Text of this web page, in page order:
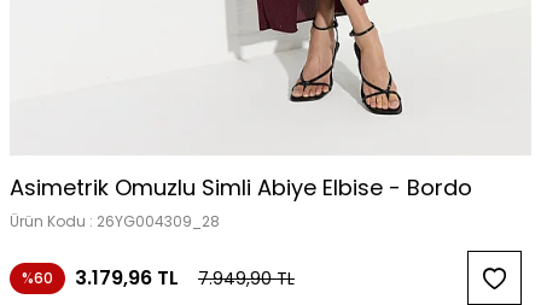
Asimetrik Omuzlu Simli Abiye Elbise - Bordo
Ürün Kodu : 26YG004309_28
%60 3.179,96 TL 7.949,90TL